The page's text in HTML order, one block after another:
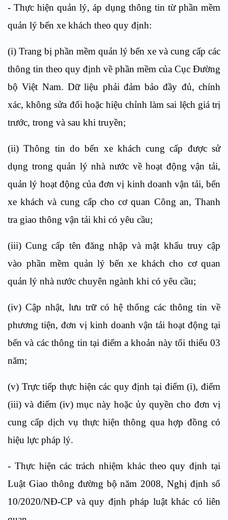
- Thực hiện quản lý, áp dụng thông tin từ phần mềm
quản lý bến xe khách theo quy định:
(i) Trang bị phần mềm quản lý bến xe và cung cấp các
thông tin theo quy định về phần mềm của Cục Đường
bộ Việt Nam. Dữ liệu phải đảm bảo đầy đủ, chính
xác, không sửa đổi hoặc hiệu chỉnh làm sai lệch giá trị
trước, trong và sau khi truyền;
(ii) Thông tin do bến xe khách cung cấp được sử
dụng trong quản lý nhà nước về hoạt động vận tải,
quản lý hoạt động của đơn vị kinh doanh vận tải, bến
xe khách và cung cấp cho cơ quan Công an, Thanh
tra giao thông vận tải khi có yêu cầu;
(iii) Cung cấp tên đăng nhập và mật khẩu truy cập
vào phần mềm quản lý bến xe khách cho cơ quan
quản lý nhà nước chuyên ngành khi có yêu cầu;
(iv) Cập nhật, lưu trữ có hệ thống các thông tin về
phương tiện, đơn vị kinh doanh vận tải hoạt động tại
bến và các thông tin tại điểm a khoản này tối thiểu 03
năm;
(v) Trực tiếp thực hiện các quy định tại điểm (i), điểm
(iii) và điểm (iv) mục này hoặc ủy quyền cho đơn vị
cung cấp dịch vụ thực hiện thông qua hợp đồng có
hiệu lực pháp lý.
- Thực hiện các trách nhiệm khác theo quy định tại
Luật Giao thông đường bộ năm 2008, Nghị định số
10/2020/NĐ-CP và quy định pháp luật khác có liên